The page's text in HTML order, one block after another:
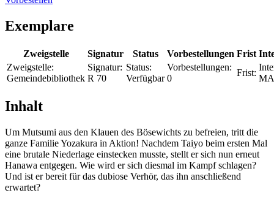
Exemplare
Zweigstelle Signatur Status Vorbestellungen Frist
Zweigstelle:
Gemeindebibliothek
Signatur:
R 70
Status:
Verfügbar
Vorbestellungen:
0
Frist:
Inhalt
Um Mutsumi aus den Klauen des Bösewichts zu befreien, tritt die
ganze Familie Yozakura in Aktion! Nachdem Taiyo beim ersten Mal
eine brutale Niederlage einstecken musste, stellt er sich nun erneut
Hanawa entgegen. Wie wird er sich diesmal im Kampf schlagen?
Und ist er bereit für das dubiose Verhör, das ihn anschließend
erwartet?